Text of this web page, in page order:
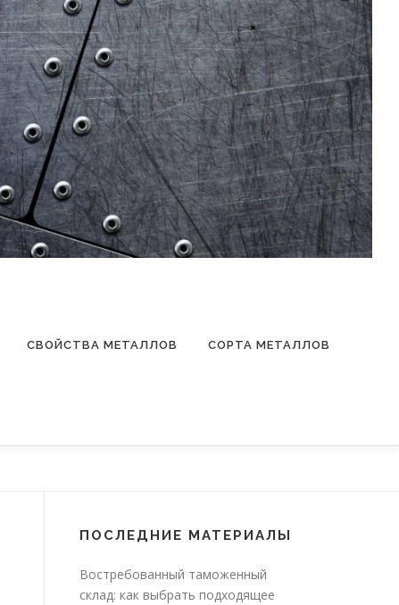
СВОЙСТВА МЕТАЛЛОВ СОРТА МЕТАЛЛОВ
ПОСЛЕДНИЕ МАТЕРИАЛЫ
Востребованный таможенный
склад: как выбрать подходящее